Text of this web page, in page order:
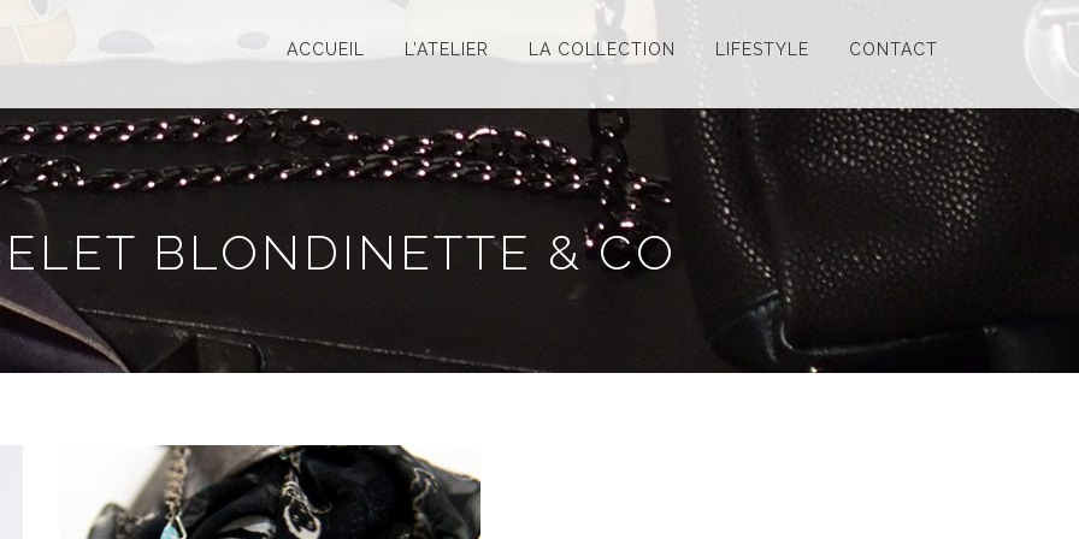
ACCUEIL L’ATELIER LA COLLECTION LIFESTYLE CONTACT
BLONDINETTE & CO